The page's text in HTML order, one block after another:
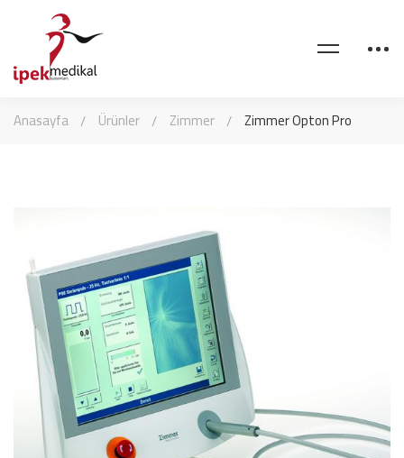
Anasayfa Ürünler Zimmer Zimmer Opton Pro